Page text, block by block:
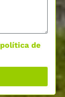
política de